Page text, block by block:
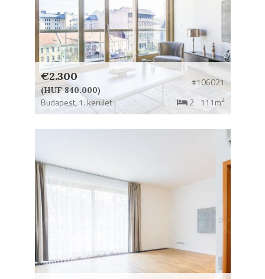
€2.300
(HUF 840.000)
#106021
Budapest, 1. kerület 2 111m2